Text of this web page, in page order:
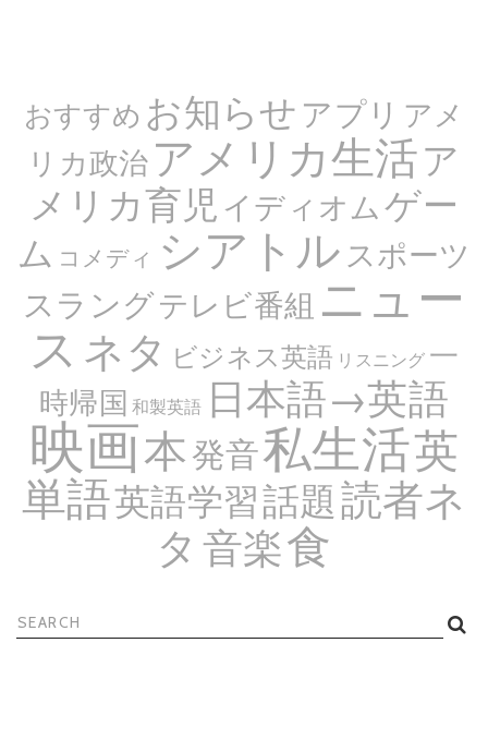
おすすめ お知らせアプリ アメ
リカ政治アメリカ生活ア
メリカ育児 イディオムゲー
ム コメディ シアトルスポーツ
スラングテレビ番組 ニュー
ス ネタ ビジネス英語 リスニング 一
時帰国 和製英語 日本語→英語
映画本発音私生活英
単語英語学習話題読者ネ
タ 音楽食